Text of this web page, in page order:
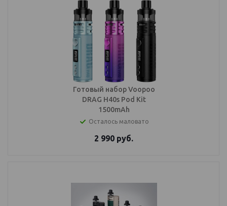
Готовый набор Voopoo
DRAG H40s Pod Kit
1500mAh
Осталось маловато
2 990 руб.